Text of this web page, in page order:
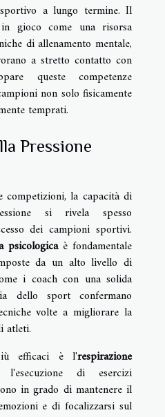
a lungo termine. Il
gioco come una risorsa
di allenamento mentale,
a stretto contatto con
queste competenze
non solo fisicamente
temprati.
Pressione
la capacità di
si rivela spesso
dei campioni sportivi.
psicologicaè fondamentale
da un alto livello di
i coach con una solida
dello sport confermano
volte a migliorare la
atleti.
efficaci è l'respirazione
di esercizi
in grado di mantenere il
e di focalizzarsi sul